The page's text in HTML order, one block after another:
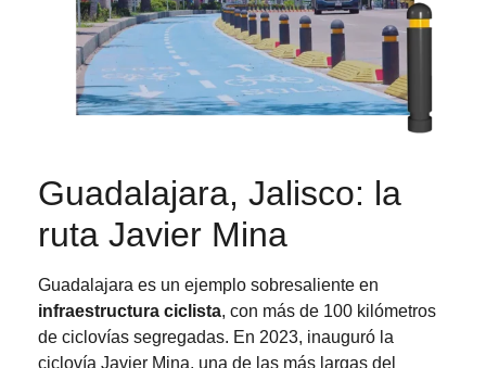
Guadalajara, Jalisco: la
ruta Javier Mina
Guadalajara es un ejemplo sobresaliente en
infraestructura ciclista, con más de 100 kilómetros
de ciclovías segregadas. En 2023, inauguró la
ciclovía Javier Mina, una de las más largas del